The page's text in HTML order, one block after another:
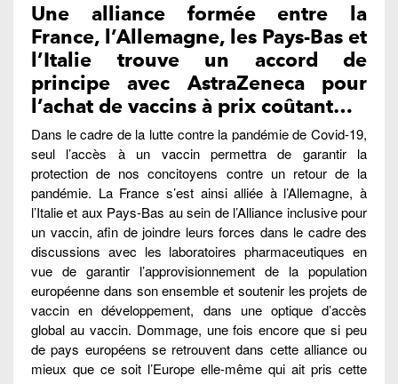
Une alliance formée entre la
France, l’Allemagne, les Pays-Bas et
l’Italie trouve un accord de
principe avec AstraZeneca pour
l’achat de vaccins à prix coûtant…
Dans le cadre de la lutte contre la pandémie de Covid-19,
seul l’accès à un vaccin permettra de garantir la
protection de nos concitoyens contre un retour de la
pandémie. La France s’est ainsi alliée à l’Allemagne, à
l’Italie et aux Pays-Bas au sein de l’Alliance inclusive pour
un vaccin, afin de joindre leurs forces dans le cadre des
discussions avec les laboratoires pharmaceutiques en
vue de garantir l’approvisionnement de la population
européenne dans son ensemble et soutenir les projets de
vaccin en développement, dans une optique d’accès
global au vaccin. Dommage, une fois encore que si peu
de pays européens se retrouvent dans cette alliance ou
mieux que ce soit l’Europe elle-même qui ait pris cette